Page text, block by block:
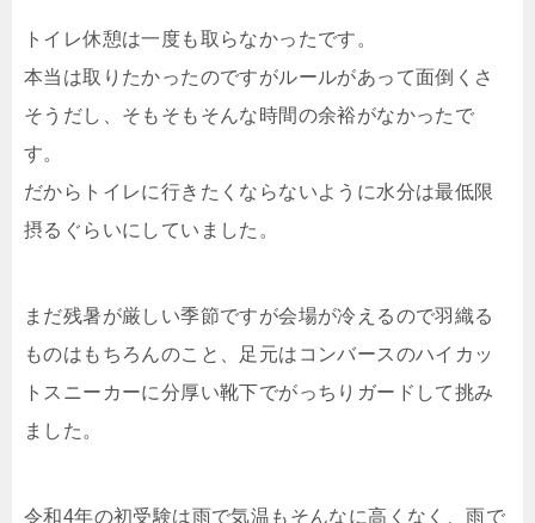
トイレ休憩は一度も取らなかったです。
本当は取りたかったのですがルールがあって面倒くさ
そうだし、そもそもそんな時間の余裕がなかったで
す。
だからトイレに行きたくならないように水分は最低限
摂るぐらいにしていました。
まだ残暑が厳しい季節ですが会場が冷えるので羽織る
ものはもちろんのこと、足元はコンバースのハイカッ
トスニーカーに分厚い靴下でがっちりガードして挑み
ました。
令和4年の初受験は雨で気温もそんなに高くなく、雨で